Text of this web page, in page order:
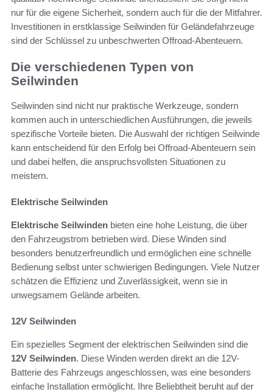
nur für die eigene Sicherheit, sondern auch für die der Mitfahrer.
Investitionen in erstklassige Seilwinden für Geländefahrzeuge
sind der Schlüssel zu unbeschwerten Offroad-Abenteuern.
Die verschiedenen Typen von
Seilwinden
Seilwinden sind nicht nur praktische Werkzeuge, sondern
kommen auch in unterschiedlichen Ausführungen, die jeweils
spezifische Vorteile bieten. Die Auswahl der richtigen Seilwinde
kann entscheidend für den Erfolg bei Offroad-Abenteuern sein
und dabei helfen, die anspruchsvollsten Situationen zu
meistern.
Elektrische Seilwinden
Elektrische Seilwinden bieten eine hohe Leistung, die über
den Fahrzeugstrom betrieben wird. Diese Winden sind
besonders benutzerfreundlich und ermöglichen eine schnelle
Bedienung selbst unter schwierigen Bedingungen. Viele Nutzer
schätzen die Effizienz und Zuverlässigkeit, wenn sie in
unwegsamem Gelände arbeiten.
12V Seilwinden
Ein spezielles Segment der elektrischen Seilwinden sind die
12V Seilwinden. Diese Winden werden direkt an die 12V-
Batterie des Fahrzeugs angeschlossen, was eine besonders
einfache Installation ermöglicht. Ihre Beliebtheit beruht auf der